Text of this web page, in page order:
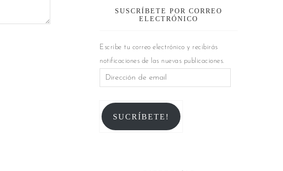
SUSCRÍBETE POR CORREO
ELECTRÓNICO
Escribe tu correo electrónico y recibirás
notificaciones de las nuevas publicaciones.
SUCRÍBETE!